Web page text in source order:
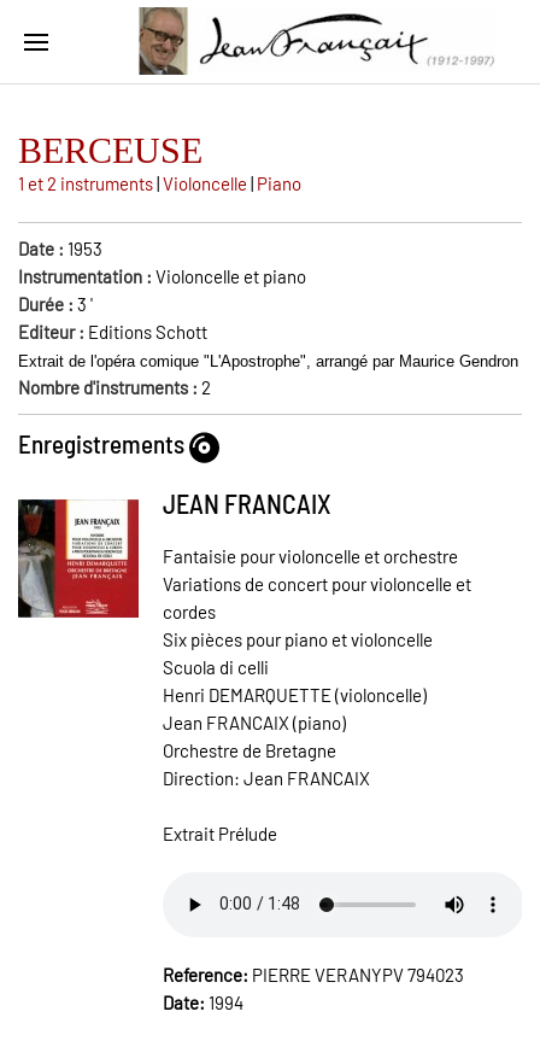
BERCEUSE
1 et 2 instruments|Violoncelle | Piano
Date : 1953
Instrumentation : Violoncelle et piano
Durée : 3 '
Editeur : Editions Schott
Extrait de l'opéra comique "L'Apostrophe", arrangé par Maurice Gendron
Nombre d'instruments : 2
Enregistrements
JEAN FRANCAIX
Fantaisie pour violoncelle et orchestre
Variations de concert pour violoncelle et
cordes
Six pièces pour piano et violoncelle
Scuola di celli
Henri DEMARQUETTE (violoncelle)
Jean FRANCAIX (piano)
Orchestre de Bretagne
Direction: Jean FRANCAIX
Extrait Prélude
Reference: PIERRE VERANYPV 794023
Date: 1994